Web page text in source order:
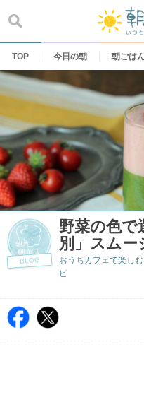
content
TOP 今日の朝 朝ごは
BLOG
野菜の色で
別」スムー
おうちカフェで楽し
ピ